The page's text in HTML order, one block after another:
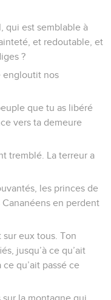
qui est semblable à
et redoutable, et
?
engloutit nos
que tu as libéré
vers ta demeure
tremblé. La terreur a
les princes de
en perdent
sur eux tous. Ton
jusqu’à ce qu’ait
qu’ait passé ce
sur la montagne qui